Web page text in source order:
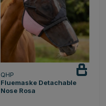
QHP
Fluemaske Detachable
Nose Rosa